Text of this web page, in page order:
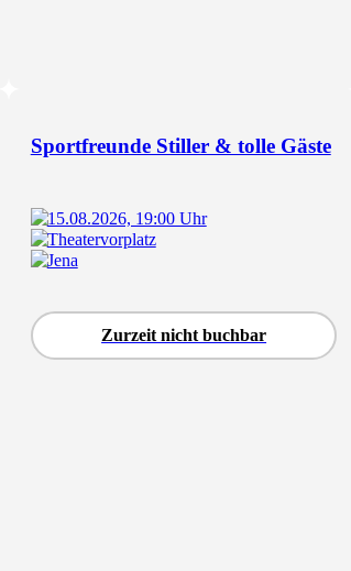
Sportfreunde Stiller & tolle Gäste
15.08.2026, 19:00 Uhr
Theatervorplatz
Jena
Zurzeit nicht buchbar